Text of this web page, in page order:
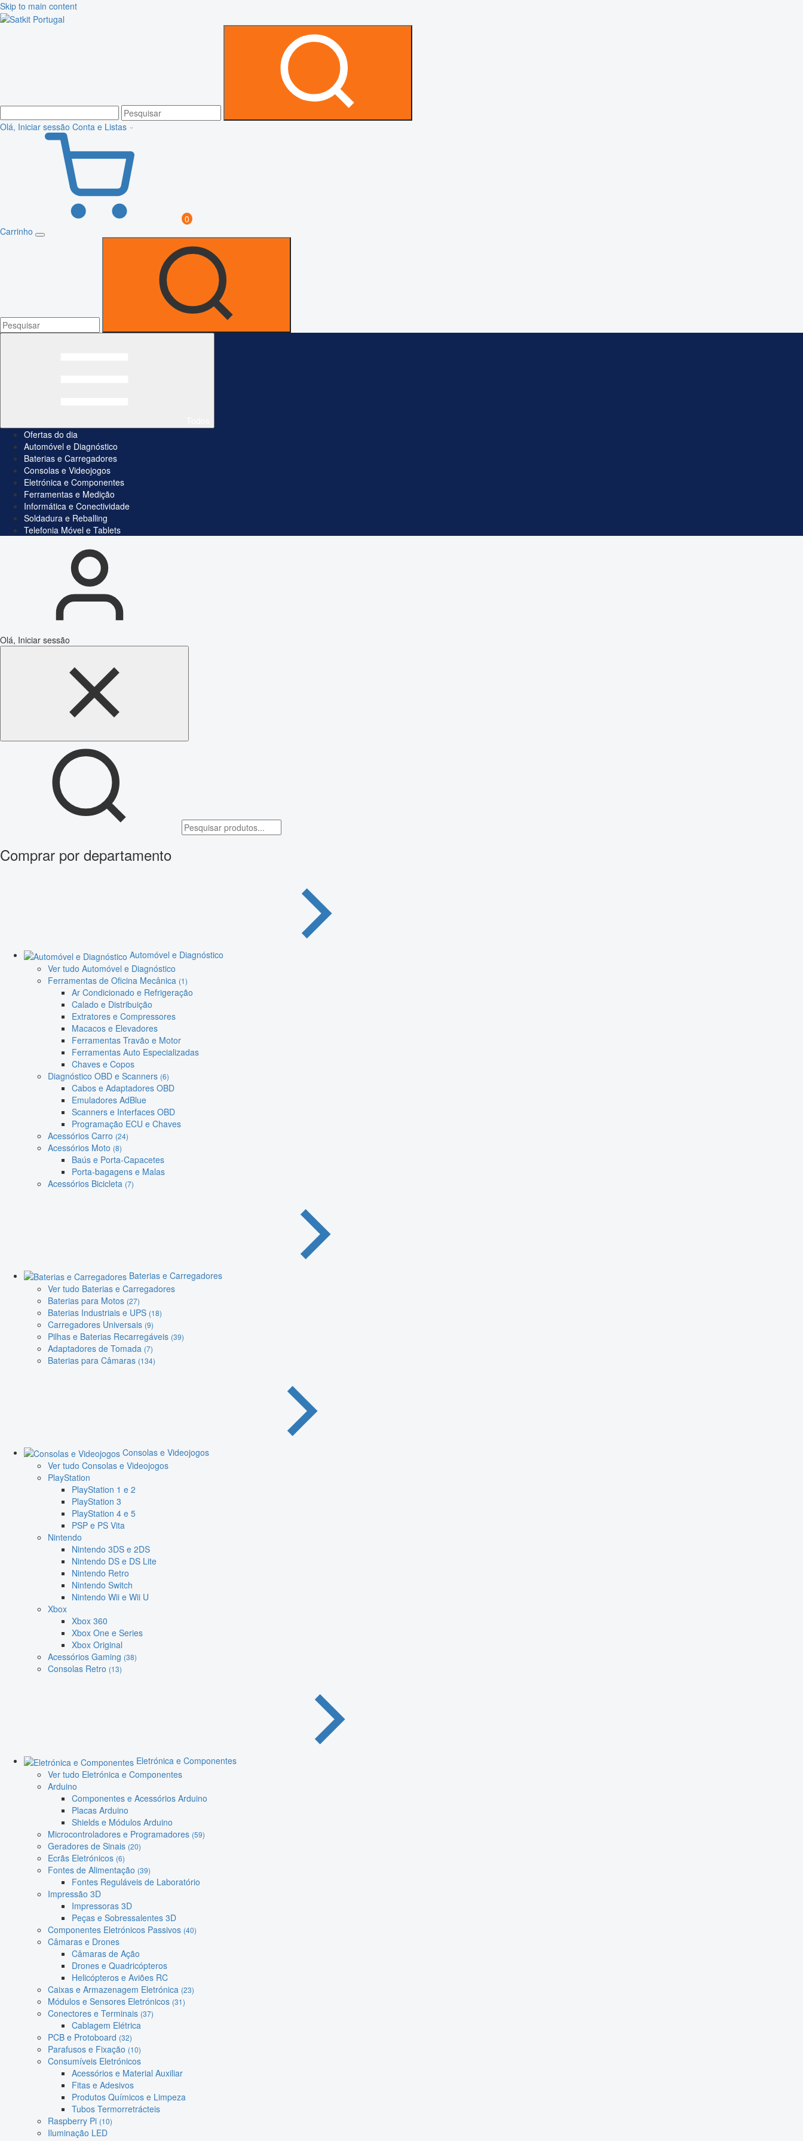
Skip to main content
Olá, Iniciar sessão Conta e Listas
0
Carrinho
Ofertas do dia
Automóvel e Diagnóstico
Baterias e Carregadores
Consolas e Videojogos
Eletrónica e Componentes
Ferramentas e Medição
Informática e Conectividade
Soldadura e Reballing
Telefonia Móvel e Tablets
Olá, Iniciar sessão
Comprar por departamento
Automóvel e Diagnóstico
Ver tudo Automóvel e Diagnóstico
Ferramentas de Oficina Mecânica (1)
Ar Condicionado e Refrigeração
Calado e Distribuição
Extratores e Compressores
Macacos e Elevadores
Ferramentas Travão e Motor
Ferramentas Auto Especializadas
Chaves e Copos
Diagnóstico OBD e Scanners (6)
Cabos e Adaptadores OBD
Emuladores AdBlue
Scanners e Interfaces OBD
Programação ECU e Chaves
Acessórios Carro (24)
Acessórios Moto (8)
Baús e Porta-Capacetes
Porta-bagagens e Malas
Acessórios Bicicleta (7)
Baterias e Carregadores
Ver tudo Baterias e Carregadores
Baterias para Motos (27)
Baterias Industriais e UPS (18)
Carregadores Universais (9)
Pilhas e Baterias Recarregáveis (39)
Adaptadores de Tomada (7)
Baterias para Câmaras (134)
Consolas e Videojogos
Ver tudo Consolas e Videojogos
PlayStation
PlayStation 1 e 2
PlayStation 3
PlayStation 4 e 5
PSP e PS Vita
Nintendo
Nintendo 3DS e 2DS
Nintendo DS e DS Lite
Nintendo Retro
Nintendo Switch
Nintendo Wii e Wii U
Xbox
Xbox 360
Xbox One e Series
Xbox Original
Acessórios Gaming (38)
Consolas Retro (13)
Eletrónica e Componentes
Ver tudo Eletrónica e Componentes
Arduino
Componentes e Acessórios Arduino
Placas Arduino
Shields e Módulos Arduino
Microcontroladores e Programadores (59)
Geradores de Sinais (20)
Ecrãs Eletrónicos (6)
Fontes de Alimentação (39)
Fontes Reguláveis de Laboratório
Impressão 3D
Impressoras 3D
Peças e Sobressalentes 3D
Componentes Eletrónicos Passivos (40)
Câmaras e Drones
Câmaras de Ação
Drones e Quadricópteros
Helicópteros e Aviões RC
Caixas e Armazenagem Eletrónica (23)
Módulos e Sensores Eletrónicos (31)
Conectores e Terminais (37)
Cablagem Elétrica
PCB e Protoboard (32)
Parafusos e Fixação (10)
Consumíveis Eletrónicos
Acessórios e Material Auxiliar
Fitas e Adesivos
Produtos Químicos e Limpeza
Tubos Termorretrácteis
Raspberry Pi (10)
Iluminação LED